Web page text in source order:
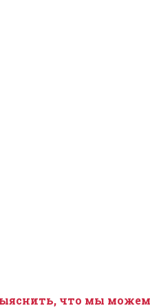
что мы можем